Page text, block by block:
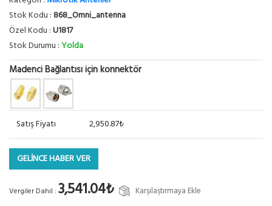
Stok Kodu :868_Omni_antenna
Özel Kodu :U1817
Stok Durumu :Yolda
Madenci Bağlantısı için konnektör
Satış Fiyatı 2,950.87₺
GELİNCE HABER VER
Vergiler Dahil : 3,541.04₺ Karşılaştırmaya Ekle